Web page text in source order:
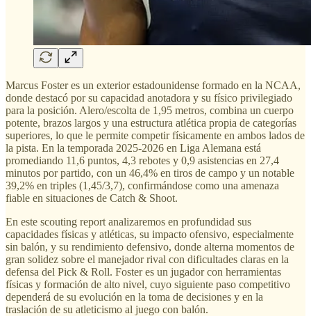
Marcus Foster es un exterior estadounidense formado en la NCAA,
donde destacó por su capacidad anotadora y su físico privilegiado
para la posición. Alero/escolta de 1,95 metros, combina un cuerpo
potente, brazos largos y una estructura atlética propia de categorías
superiores, lo que le permite competir físicamente en ambos lados de
la pista. En la temporada 2025-2026 en Liga Alemana está
promediando 11,6 puntos, 4,3 rebotes y 0,9 asistencias en 27,4
minutos por partido, con un 46,4% en tiros de campo y un notable
39,2% en triples (1,45/3,7), confirmándose como una amenaza
fiable en situaciones de Catch & Shoot.
En este scouting report analizaremos en profundidad sus
capacidades físicas y atléticas, su impacto ofensivo, especialmente
sin balón, y su rendimiento defensivo, donde alterna momentos de
gran solidez sobre el manejador rival con dificultades claras en la
defensa del Pick & Roll. Foster es un jugador con herramientas
físicas y formación de alto nivel, cuyo siguiente paso competitivo
dependerá de su evolución en la toma de decisiones y en la
traslación de su atleticismo al juego con balón.